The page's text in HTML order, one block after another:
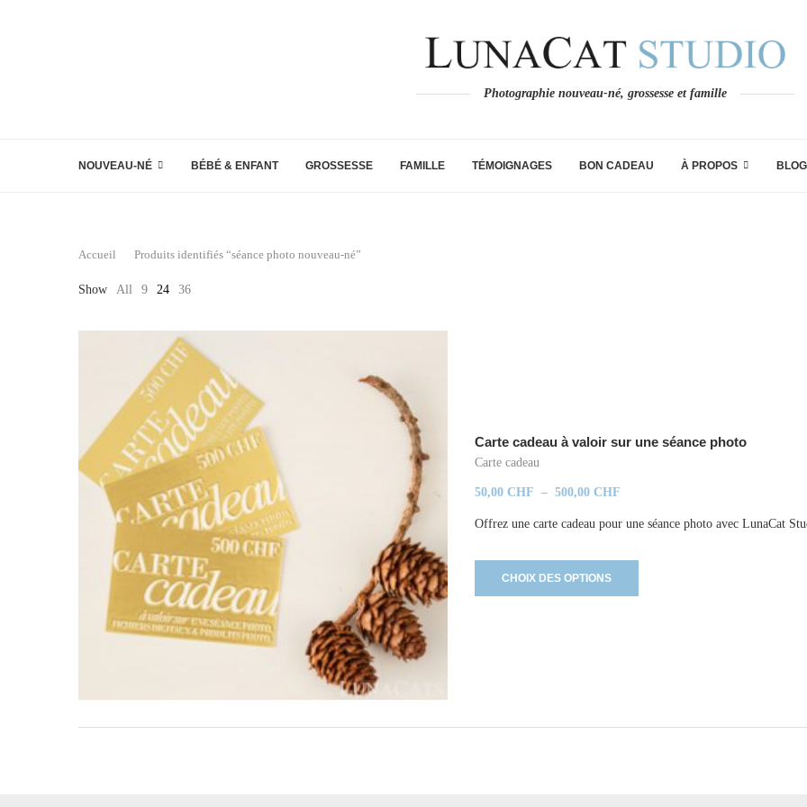
Photographie nouveau-né, grossesse et famille
NOUVEAU-NÉ BÉBÉ & ENFANT GROSSESSE FAMILLE TÉMOIGNAGES BON CADEAU À PROPOS BLOG
Accueil Produits identifiés “séance photo nouveau-né”
Show All 9 24 36
Carte cadeau à valoir sur une séance photo
Carte cadeau
50,00 CHF – 500,00 CHF
Offrez une carte cadeau pour une séance photo avec LunaCat
CHOIX DES OPTIONS